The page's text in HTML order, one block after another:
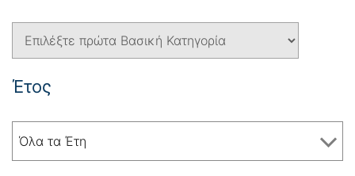
Έτος
Όλα τα Έτη